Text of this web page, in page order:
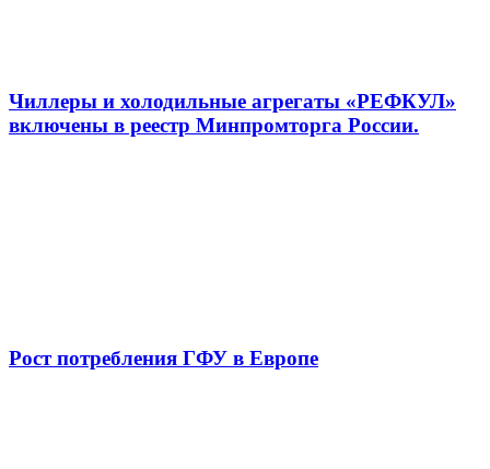
Чиллеры и холодильные агрегаты «РЕФКУЛ»
включены в реестр Минпромторга России.
Рост потребления ГФУ в Европе